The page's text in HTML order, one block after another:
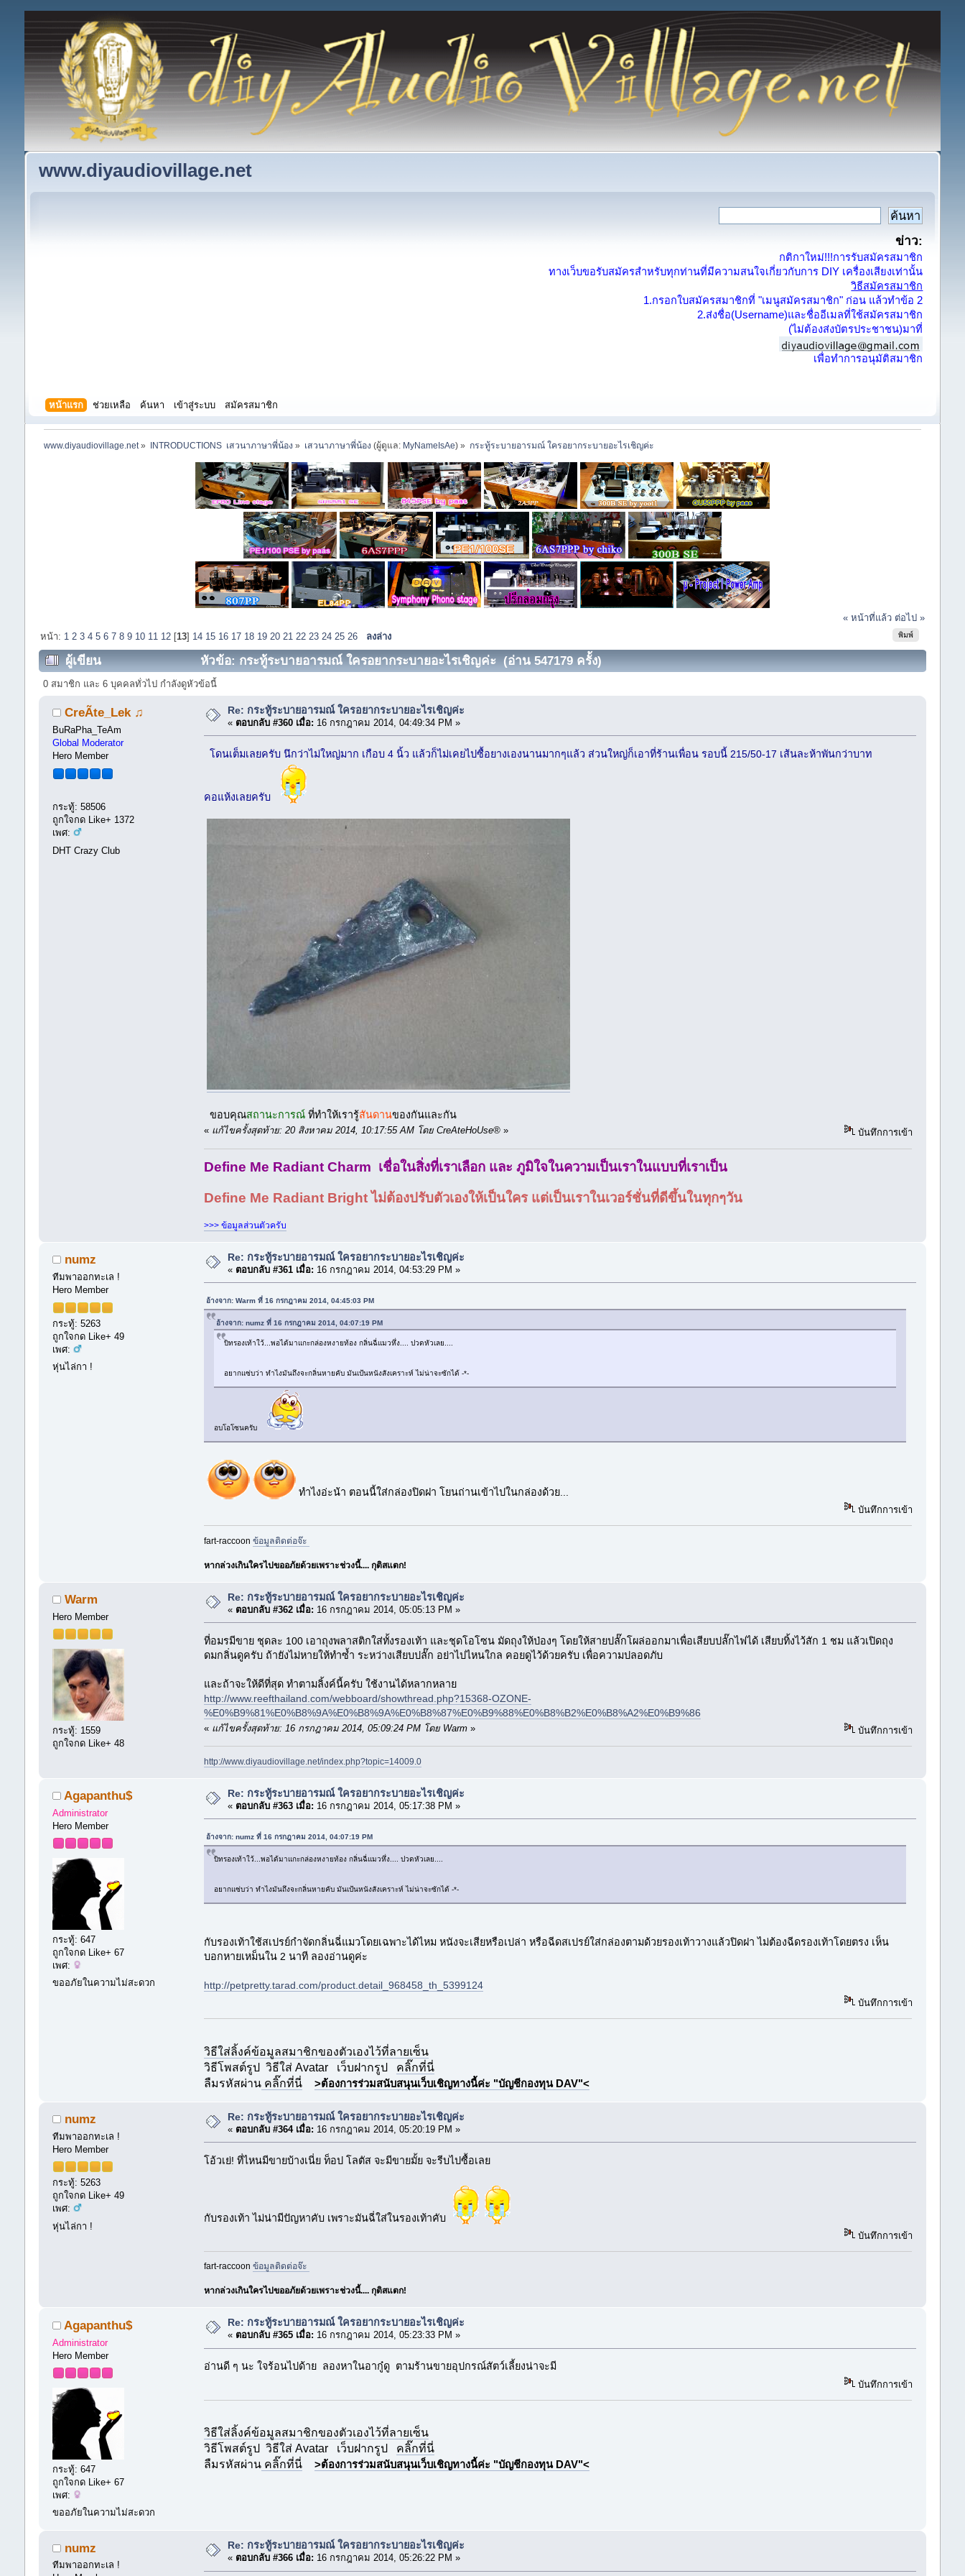
www.diyaudiovillage.net
ข่าว:
กติกาใหม่!!!การรับสมัครสมาชิก
ทางเว็บขอรับสมัครสำหรับทุกท่านที่มีความสนใจเกี่ยวกับการ DIY เครื่องเสียงเท่านั้น
วิธีสมัครสมาชิก
1.กรอกใบสมัครสมาชิกที่ "เมนูสมัครสมาชิก" ก่อน แล้วทำข้อ 2
2.ส่งชื่อ(Username)และชื่ออีเมลที่ใช้สมัครสมาชิก
(ไม่ต้องส่งบัตรประชาชน)มาที่
เพื่อทำการอนุมัติสมาชิก
หน้าแรก ช่วยเหลือ ค้นหา เข้าสู่ระบบ สมัครสมาชิก
www.diyaudiovillage.net» INTRODUCTIONS  เสวนาภาษาพี่น้อง» เสวนาภาษาพี่น้อง (ผู้ดูแล: MyNameIsAe) » กระทู้ระบายอารมณ์ ใครอยากระบายอะไรเชิญค่ะ
« หน้าที่แล้ว ต่อไป »
พิมพ์
หน้า: 1 2 3 4 5 6 7 8 9 10 11 12 [13] 14 15 16 17 18 19 20 21 22 23 24 25 26 ลงล่าง
ผู้เขียน หัวข้อ: กระทู้ระบายอารมณ์ ใครอยากระบายอะไรเชิญค่ะ (อ่าน 547179 ครั้ง)
0 สมาชิก และ 6 บุคคลทั่วไป กำลังดูหัวข้อนี้
CreÃte_Lek ♫
BuRaPha_TeAm
Global Moderator
Hero Member
กระทู้: 58506
ถูกใจกด Like+ 1372
เพศ:
DHT Crazy Club
Re: กระทู้ระบายอารมณ์ ใครอยากระบายอะไรเชิญค่ะ
« ตอบกลับ #360 เมื่อ: 16 กรกฎาคม 2014, 04:49:34 PM »
โดนเต็มเลยครับ นึกว่าไม่ใหญ่มาก เกือบ 4 นิ้ว แล้วก็ไม่เคยไปซื้อยางเองนานมากๆแล้ว ส่วนใหญ่ก็เอาที่ร้านเพื่อน รอบนี้ 215/50-17 เส้นละห้าพันกว่าบาท
คอแห้งเลยครับ
ขอบคุณสถานะการณ์ที่ทำให้เรารู้สันดานของกันและกัน
« แก้ไขครั้งสุดท้าย: 20 สิงหาคม 2014, 10:17:55 AM โดย CreAteHoUse®» บันทึกการเข้า
Define Me Radiant Charm เชื่อในสิ่งที่เราเลือก และ ภูมิใจในความเป็นเราในแบบที่เราเป็น
Define Me Radiant Bright ไม่ต้องปรับตัวเองให้เป็นใคร แต่เป็นเราในเวอร์ชั่นที่ดีขึ้นในทุกๆวัน
>>> ข้อมูลส่วนตัวครับ
numz
ทีมพาออกทะเล !
Hero Member
กระทู้: 5263
ถูกใจกด Like+ 49
เพศ:
หุ่นไล่กา !
Re: กระทู้ระบายอารมณ์ ใครอยากระบายอะไรเชิญค่ะ
« ตอบกลับ #361 เมื่อ: 16 กรกฎาคม 2014, 04:53:29 PM »
อ้างจาก: Warm ที่ 16 กรกฎาคม 2014, 04:45:03 PM
อ้างจาก: numz ที่ 16 กรกฎาคม 2014, 04:07:19 PM
บิทรองเท้าใว้...พอได้มาแกะกล่องหงายท้อง กลิ่นฉี่แมวหึ่ง.... ปวดหัวเลย....
อยากแซ่บว่า ทำไงมันถึงจะกลิ่นหายคับ มันเป้นหนังสังเคราะห์ ไม่น่าจะซักได้ -*-
อบโอโซนครับ
ทำไงอ่ะน้า ตอนนี้ใส่กล่องปิดฝา โยนถ่านเข้าไปในกล่องด้วย...
บันทึกการเข้า
fart-raccoon ข้อมูลติดต่อจ๊ะ
หากล่วงเกินใครไปขออภัยด้วยเพราะช่วงนี้.... กุติสแตก!
Warm
Hero Member
กระทู้: 1559
ถูกใจกด Like+ 48
Re: กระทู้ระบายอารมณ์ ใครอยากระบายอะไรเชิญค่ะ
« ตอบกลับ #362 เมื่อ: 16 กรกฎาคม 2014, 05:05:13 PM »
ที่อมรมีขาย ชุดละ 100 เอาถุงพลาสติกใส่ทั้งรองเท้า และชุดโอโซน มัดถุงให้ป่องๆ โดยให้สายปลั๊กโผล่ออกมาเพื่อเสียบปลั๊กไฟได้ เสียบทิ้งไว้สัก 1 ชม แล้วเปิดถุง
ดมกลิ่นดูครับ ถ้ายังไม่หายให้ทำซ้ำ ระหว่างเสียบปลั๊ก อย่าไปไหนใกล คอยดูไว้ด้วยครับ เพื่อความปลอดภับ
และถ้าจะให้ดีที่สุด ทำตามลิ้งค์นี้ครับ ใช้งานได้หลากหลาย
http://www.reefthailand.com/webboard/showthread.php?15368-OZONE-
%E0%B9%81%E0%B8%9A%E0%B8%9A%E0%B8%87%E0%B9%88%E0%B8%B2%E0%B8%A2%E0%B9%86
« แก้ไขครั้งสุดท้าย: 16 กรกฎาคม 2014, 05:09:24 PM โดย Warm» บันทึกการเข้า
http://www.diyaudiovillage.net/index.php?topic=14009.0
Agapanthu$
Administrator
Hero Member
กระทู้: 647
ถูกใจกด Like+ 67
เพศ:
ขออภัยในความไม่สะดวก
Re: กระทู้ระบายอารมณ์ ใครอยากระบายอะไรเชิญค่ะ
« ตอบกลับ #363 เมื่อ: 16 กรกฎาคม 2014, 05:17:38 PM »
อ้างจาก: numz ที่ 16 กรกฎาคม 2014, 04:07:19 PM
บิทรองเท้าใว้...พอได้มาแกะกล่องหงายท้อง กลิ่นฉี่แมวหึ่ง.... ปวดหัวเลย....
อยากแซ่บว่า ทำไงมันถึงจะกลิ่นหายคับ มันเป้นหนังสังเคราะห์ ไม่น่าจะซักได้ -*-
กับรองเท้าใช้สเปรย์กำจัดกลิ่นฉี่แมวโดยเฉพาะได้ไหม หนังจะเสียหรือเปล่า หรือฉีดสเปรย์ใส่กล่องตามด้วยรองเท้าวางแล้วปิดฝา ไม่ต้องฉีดรองเท้าโดยตรง เห็น
บอกหายเหม็นใน 2 นาที ลองอ่านดูค่ะ
http://petpretty.tarad.com/product.detail_968458_th_5399124
บันทึกการเข้า
วิธีใส่ลิ้งค์ข้อมูลสมาชิกของตัวเองไว้ที่ลายเซ็น
วิธีโพสต์รูป วิธีใส่ Avatar เว็บฝากรูป
คลิ๊กที่นี่
ลืมรหัสผ่าน คลิ๊กที่นี่ >ต้องการร่วมสนับสนุนเว็บเชิญทางนี้ค่ะ "บัญชีกองทุน DAV"<
numz
ทีมพาออกทะเล !
Hero Member
กระทู้: 5263
ถูกใจกด Like+ 49
เพศ:
หุ่นไล่กา !
Re: กระทู้ระบายอารมณ์ ใครอยากระบายอะไรเชิญค่ะ
« ตอบกลับ #364 เมื่อ: 16 กรกฎาคม 2014, 05:20:19 PM »
โอ้วเย่! ที่ไหนมีขายบ้างเนี่ย ท็อป โลตัส จะมีขายมั้ย จะรีบไปซื้อเลย
กับรองเท้า ไม่น่ามีปัญหาคับ เพราะมันฉี่ใส่ในรองเท้าคับ
บันทึกการเข้า
fart-raccoon ข้อมูลติดต่อจ๊ะ
หากล่วงเกินใครไปขออภัยด้วยเพราะช่วงนี้.... กุติสแตก!
Agapanthu$
Administrator
Hero Member
กระทู้: 647
ถูกใจกด Like+ 67
เพศ:
ขออภัยในความไม่สะดวก
Re: กระทู้ระบายอารมณ์ ใครอยากระบายอะไรเชิญค่ะ
« ตอบกลับ #365 เมื่อ: 16 กรกฎาคม 2014, 05:23:33 PM »
อ่านดี ๆ นะ ใจร้อนไปด้าย ลองหาในอากู๋ดู ตามร้านขายอุปกรณ์สัตว์เลี้ยงน่าจะมี
บันทึกการเข้า
วิธีใส่ลิ้งค์ข้อมูลสมาชิกของตัวเองไว้ที่ลายเซ็น
วิธีโพสต์รูป วิธีใส่ Avatar เว็บฝากรูป
คลิ๊กที่นี่
ลืมรหัสผ่าน คลิ๊กที่นี่ >ต้องการร่วมสนับสนุนเว็บเชิญทางนี้ค่ะ "บัญชีกองทุน DAV"<
numz
ทีมพาออกทะเล !
Re: กระทู้ระบายอารมณ์ ใครอยากระบายอะไรเชิญค่ะ
« ตอบกลับ #366 เมื่อ: 16 กรกฎาคม 2014, 05:26:22 PM »